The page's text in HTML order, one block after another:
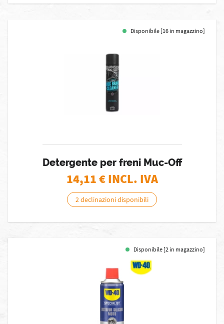
Disponibile [16 in magazzino]
Detergente per freni Muc-Off
14,11€ INCL. IVA
2 declinazioni disponibili
Disponibile [2 in magazzino]